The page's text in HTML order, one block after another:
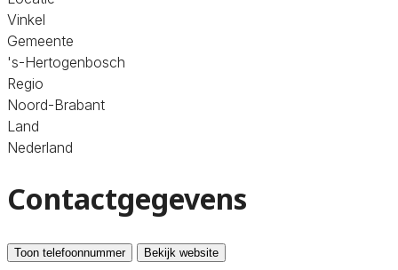
Vinkel
Gemeente
's-Hertogenbosch
Regio
Noord-Brabant
Land
Nederland
Contactgegevens
Toon telefoonnummer Bekijk website